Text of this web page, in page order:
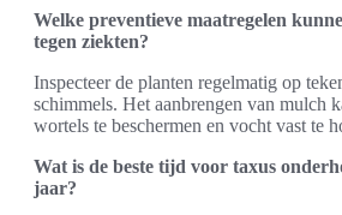
Welke preventieve maatregelen
tegen ziekten?
Inspecteer de planten regelmatig op
schimmels. Het aanbrengen van mulch
wortels te beschermen en vocht vast te
Wat is de beste tijd voor taxus
jaar?